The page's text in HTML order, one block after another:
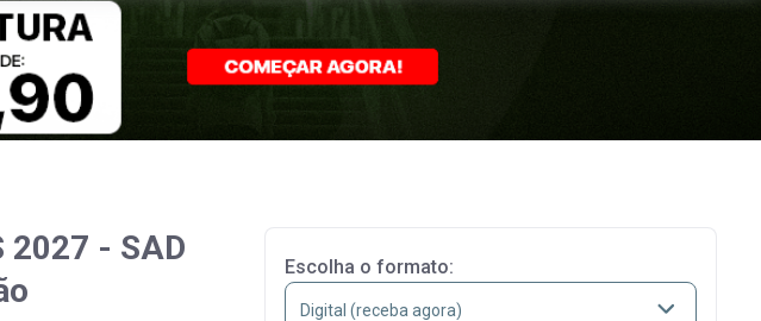
ITENS (00)
Ops!
Seu carrinho ainda está vazio.
2027 - SAD
Escolha o formato: